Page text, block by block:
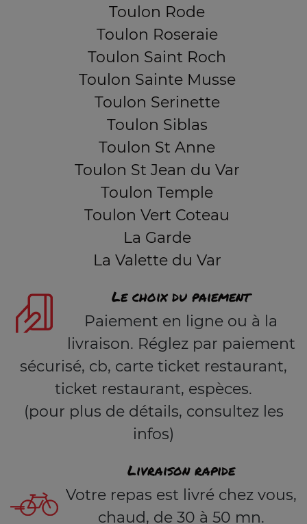
Toulon Rode
Toulon Roseraie
Toulon Saint Roch
Toulon Sainte Musse
Toulon Serinette
Toulon Siblas
Toulon St Anne
Toulon St Jean du Var
Toulon Temple
Toulon Vert Coteau
La Garde
La Valette du Var
Le choix du paiement
Paiement en ligne ou à la
livraison. Réglez par paiement
sécurisé, cb, carte ticket restaurant,
ticket restaurant, espèces.
(pour plus de détails, consultez les
infos)
Livraison rapide
Votre repas est livré chez vous,
chaud, de 30 à 50 mn.